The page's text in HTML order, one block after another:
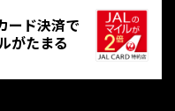
ード決済で
がたまる